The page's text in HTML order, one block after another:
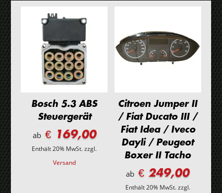
Bosch 5.3 ABS
Steuergerät
ab€ 169,00
Enthält 20% MwSt.zzgl.
Versand
Citroen Jumper II
/ Fiat Ducato III /
Fiat Idea / Iveco
Dayli / Peugeot
Boxer II Tacho
ab € 249,00
Enthält 20% MwSt.zzgl.